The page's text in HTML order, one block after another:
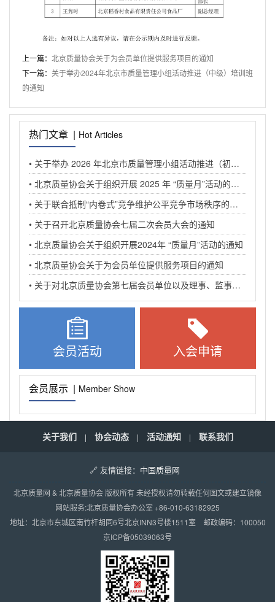
上一篇： 北京质量协会关于为会员单位提供服务项目的通知
下一篇： 关于举办2024年北京市质量管理小组活动推进（中级）培训班
的通知
热门文章 | Hot Articles
• 关于举办 2026 年北京市质量管理小组活动推进（初级）培训班的通知
• 北京质量协会关于组织开展 2025 年 “质量月”活动的通知
• 关于联合抵制“内卷式”竞争维护公平竞争市场秩序的倡议书
• 关于召开北京质量协会七届二次会员大会的通知
• 北京质量协会关于组织开展2024年 “质量月”活动的通知
• 北京质量协会关于为会员单位提供服务项目的通知
• 关于对北京质量协会第七届会员单位以及理事、监事等候选人名册进行公示的通知
会员活动 入会申请
会员展示 | Member Show
关于我们 | 协会动态 | 活动通知 | 联系我们
🔗 友情链接： 中国质量网
北京质量网 & 北京质量协会 版权所有 未经授权请勿转载任何图文或建立镜像
网站服务:北京质量协会办公室 +86-010-63182925
地址：北京市东城区南竹杆胡同6号北京INN3号楼1511室 邮政编码：100050
京ICP备05039063号